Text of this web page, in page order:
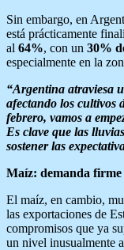
Sin embargo, en
está prácticamente
al 64%, con un 30%
especialmente en la
“Argentina atraviesa
afectando los cultivos
febrero, vamos a
Es clave que las
sostener las
Maíz: demanda
El maíz, en cambio,
las exportaciones de
compromisos que ya
un nivel inusualmente